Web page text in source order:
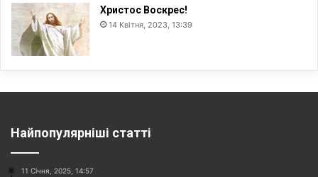
Христос Воскрес!
14 Квітня, 2023, 13:39
Найпопулярніші статті
11 Січня, 2025, 14:57